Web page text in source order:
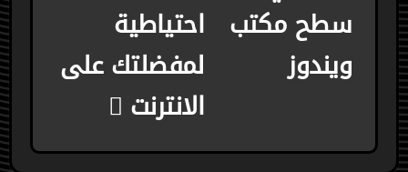
سطح مكتب
ويندوز
احتياطية
لمفضلتك على
الانترنت